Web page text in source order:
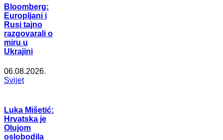
Bloomberg:
Europljani i
Rusi tajno
razgovarali o
miru u
Ukrajini
06.08.2026.
Svijet
Luka Mišetić:
Hrvatska je
Olujom
oslobodila